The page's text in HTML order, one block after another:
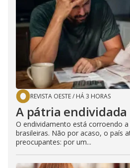
REVISTA OESTE/ HÁ 3 HORAS
A pátria endividada
O endividamento está corroendo
brasileiras. Não por acaso, o país
preocupantes: por um...